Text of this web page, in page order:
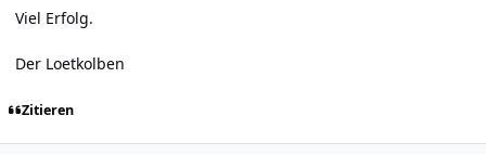
Viel Erfolg.
Der Loetkolben
Zitieren